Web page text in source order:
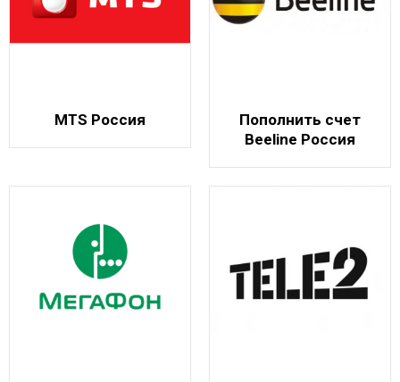
MTS Россия
Пополнить счет
Beeline Россия